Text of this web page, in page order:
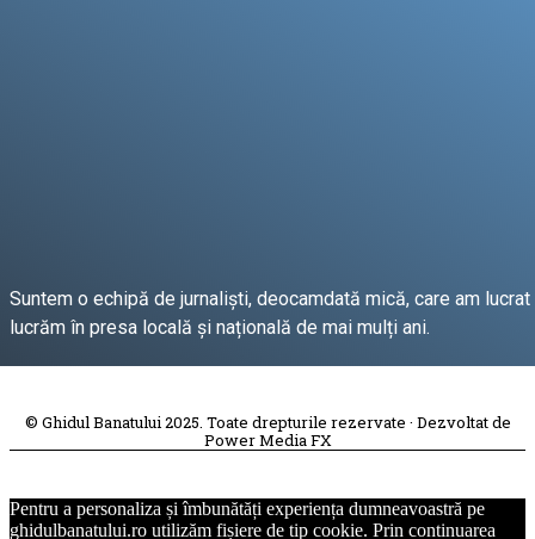
Suntem o echipă de jurnaliști, deocamdată mică, care am lucrat
lucrăm în presa locală și națională de mai mulți ani.
DESPRE PROIECT
© Ghidul Banatului 2025. Toate drepturile rezervate · Dezvoltat de
Power Media FX
Pentru a personaliza și îmbunătăți experiența dumneavoastră pe
ghidulbanatului.ro utilizăm fișiere de tip cookie. Prin continuarea